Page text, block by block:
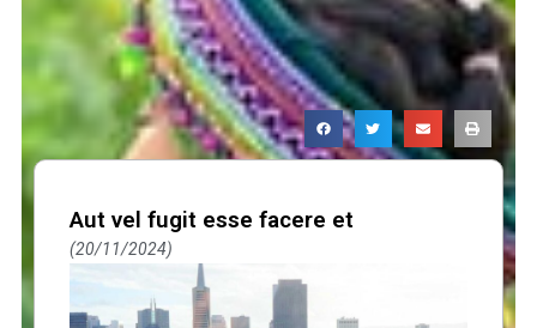
Aut vel fugit esse facere et
20/11/2024